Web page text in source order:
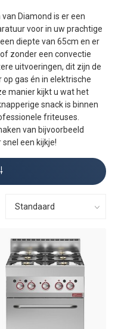
van Diamond is er een
voor in uw prachtige
diepte van 65cm en er
zonder een convectie
uitvoeringen, dit zijn de
gas én in elektrische
manier kijkt u wat het
snack is binnen
friteuses.
van bijvoorbeeld
een kijkje!